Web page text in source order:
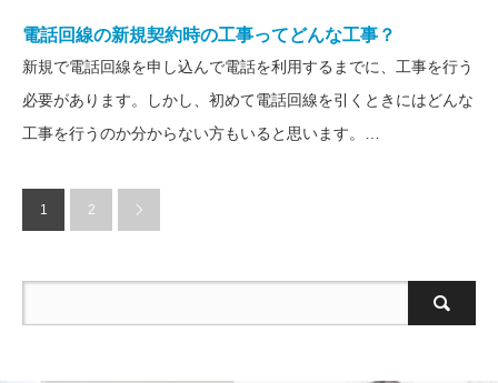
電話回線の新規契約時の工事ってどんな工事？
新規で電話回線を申し込んで電話を利用するまでに、工事を行う
必要があります。しかし、初めて電話回線を引くときにはどんな
工事を行うのか分からない方もいると思います。…
1 2